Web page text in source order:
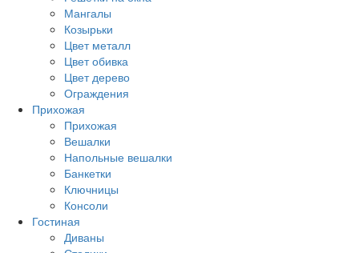
Мангалы
Козырьки
Цвет металл
Цвет обивка
Цвет дерево
Ограждения
Прихожая
Прихожая
Вешалки
Напольные вешалки
Банкетки
Ключницы
Консоли
Гостиная
Диваны